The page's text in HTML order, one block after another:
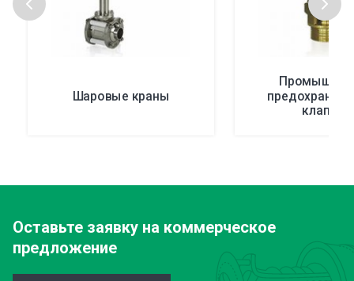
Шаровые краны
клапаны
Оставьте заявку на коммерческое
предложение